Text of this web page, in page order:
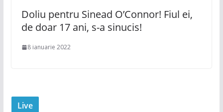
Doliu pentru Sinead O’Connor! Fiul ei,
de doar 17 ani, s-a sinucis!
8 ianuarie 2022
Live